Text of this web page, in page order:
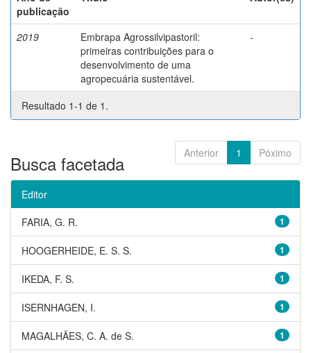
publicação
2019
Embrapa Agrossilvipastoril:
primeiras contribuições para o
desenvolvimento de uma
agropecuária sustentável.
-
Resultado 1-1 de 1.
Anterior 1 Póximo
Busca facetada
Editor
1
FARIA, G. R.
1
HOOGERHEIDE, E. S. S.
1
IKEDA, F. S.
1
ISERNHAGEN, I.
1
MAGALHÃES, C. A. de S.